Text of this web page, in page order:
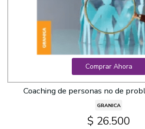
Comprar Ahora
Coaching de personas no de
GRANICA
$ 26.500